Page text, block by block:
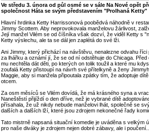
Ve středu 3. února od půl osmé se v sále Na Nové opět
společnost Háta se svým představením "Prolhaná Ketty"
Hlavní hrdinka Ketty Harrissonová poobědvá náhodně v
Jimmy Scottem. Aby neprovokovala manželovu žárlivost,
Její manžel Vilém se od číšníka však dozví, že viděl Ketty s
Ketty výslechu, ale ta se dál jen zaplétá do své lži.
Ani Jimmy, který přichází na návštěvu, nenalezne odvahu
za lhářku a oznámí jí, že se od ní odstěhuje do Chicaga.
mu nechtěla dát děti, po kterých on tolik toužil a které mu
zoufalá Ketty přistoupí na návrh své přítelkyně a ženy
Maggie, aby si manžela připoutala zpátky tím, že adoptuje
otcem.
Za osm měsíců se Vilém dovídá, že má krásného syna a
Naneštěstí přijíždí o den dříve, než je vybrané dítě
přísahala, že už nikdy nebude manželovi lhát, společně se
dalších a dalších lží, které jsou zdrojem nekonečné řady
Tato mistrně napsaná situační komedie je uváděna s velkým
pro naše diváky je zdrojem nejen dobré zábavy, ale i poučení...